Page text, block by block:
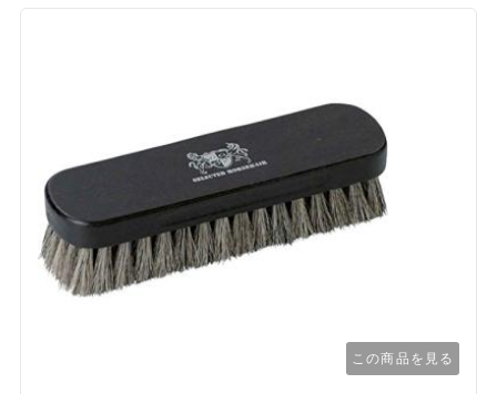
この商品を見る